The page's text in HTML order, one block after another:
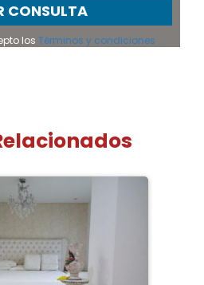
CONSULTA
los Términos y condiciones